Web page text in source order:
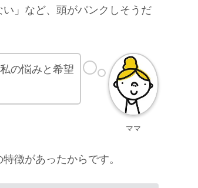
い」など、頭がパンクしそうだ
ママ
の悩みと希望
徴があったからです。